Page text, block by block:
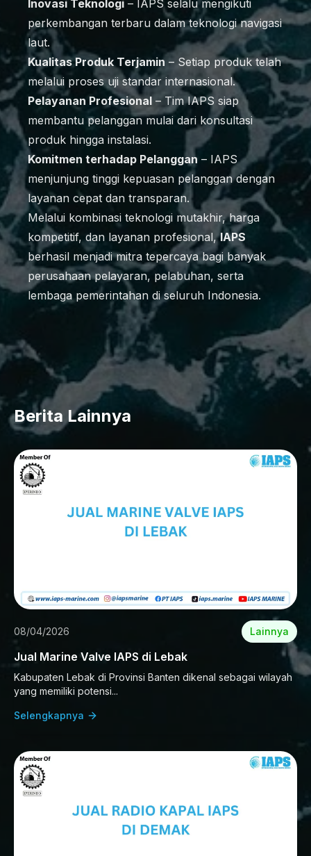
Inovasi Teknologi – IAPS selalu mengikuti
perkembangan terbaru dalam teknologi navigasi
laut.
Kualitas Produk Terjamin – Setiap produk telah
melalui proses uji standar internasional.
Pelayanan Profesional – Tim IAPS siap
membantu pelanggan mulai dari konsultasi
produk hingga instalasi.
Komitmen terhadap Pelanggan – IAPS
menjunjung tinggi kepuasan pelanggan dengan
layanan cepat dan transparan.
Melalui kombinasi teknologi mutakhir, harga
kompetitif, dan layanan profesional,IAPS
berhasil menjadi mitra tepercaya bagi banyak
perusahaan pelayaran, pelabuhan, serta
lembaga pemerintahan di seluruh Indonesia.
Berita Lainnya
08/04/2026 Lainnya
Jual Marine Valve IAPS di Lebak
Kabupaten Lebak di Provinsi Banten dikenal sebagai wilayah
yang memiliki potensi...
Selengkapnya